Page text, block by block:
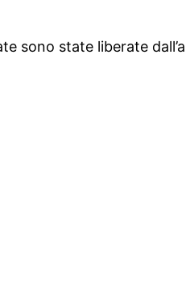
sono state liberate